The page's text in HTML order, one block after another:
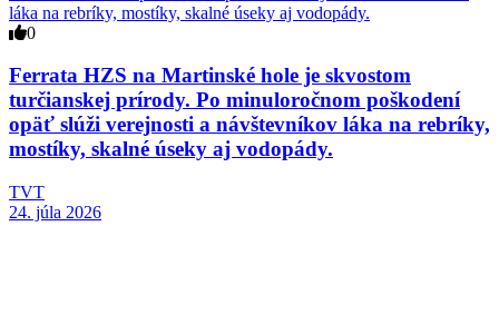
0
Ferrata HZS na Martinské hole je skvostom
turčianskej prírody. Po minuloročnom poškodení
opäť slúži verejnosti a návštevníkov láka na rebríky,
mostíky, skalné úseky aj vodopády.
TVT
24. júla 2026